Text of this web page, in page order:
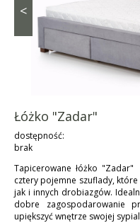
<
Łóżko "Zadar"
dostępność:
brak
Tapicerowane łóżko
cztery pojemne szuflady,
jak i innych drobiazgów.
dobre zagospodarowanie
upiększyć wnętrze swojej